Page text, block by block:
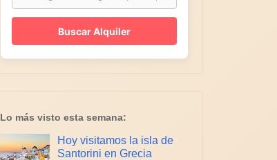
Buscar Alquiler
Lo más visto esta semana:
Hoy visitamos la isla de
Santorini en Grecia